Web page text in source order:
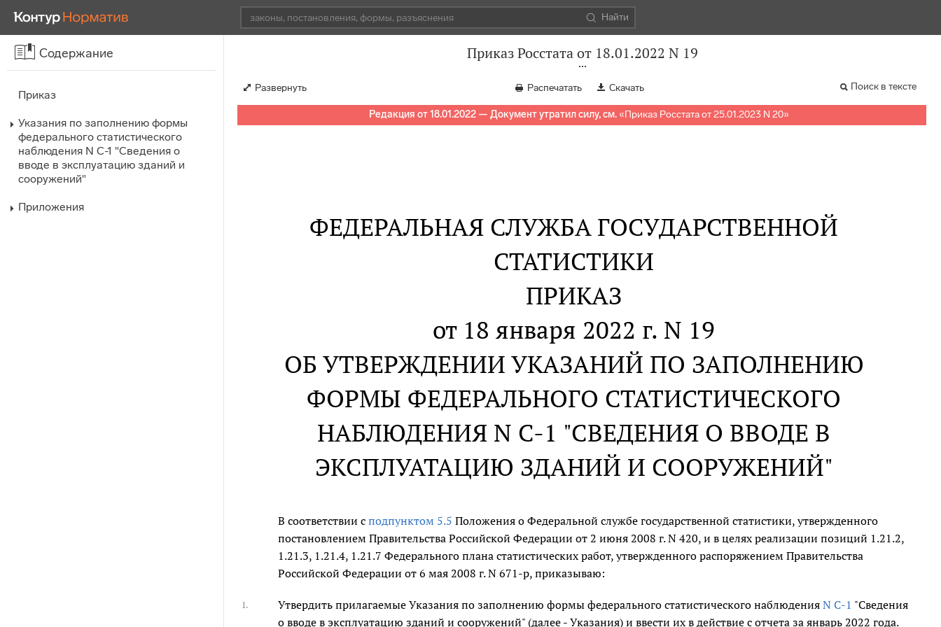
Найти
Содержание
Приказ
Указания по заполнению формы
федерального статистического
наблюдения N С-1 "Сведения о
вводе в эксплуатацию зданий и
сооружений"
Приложения
Приказ Росстата от 18.01.2022 N 19
Развернуть Распечатать Скачать Поиск в тексте
Редакция от 18.01.2022 — Документ утратил силу, см. «Приказ Росстата от 25.01.2023 N 20»
ФЕДЕРАЛЬНАЯ СЛУЖБА ГОСУДАРСТВЕННОЙ
СТАТИСТИКИ
ПРИКАЗ
от 18 января 2022 г. N 19
ОБ УТВЕРЖДЕНИИ УКАЗАНИЙ ПО ЗАПОЛНЕНИЮ
ФОРМЫ ФЕДЕРАЛЬНОГО СТАТИСТИЧЕСКОГО
НАБЛЮДЕНИЯ N С-1 "СВЕДЕНИЯ О ВВОДЕ В
ЭКСПЛУАТАЦИЮ ЗДАНИЙ И СООРУЖЕНИЙ"
В соответствии с подпунктом 5.5 Положения о Федеральной службе государственной статистики, утвержденного
постановлением Правительства Российской Федерации от 2 июня 2008 г. N 420, и в целях реализации позиций 1.21.2,
1.21.3, 1.21.4, 1.21.7 Федерального плана статистических работ, утвержденного распоряжением Правительства
Российской Федерации от 6 мая 2008 г. N 671-р, приказываю:
1. Утвердить прилагаемые Указания по заполнению формы федерального статистического наблюдения N С-1 "Сведения
о вводе в эксплуатацию зданий и сооружений" (далее - Указания) и ввести их в действие с отчета за январь 2022 года.